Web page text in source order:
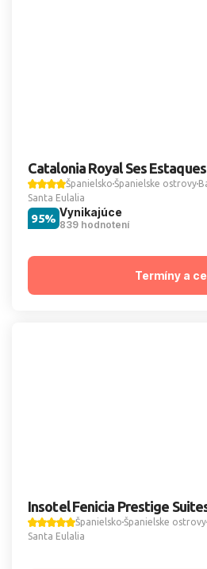
Catalonia Royal Ses
Španielsko Španielske ostrovy
Santa Eulalia
Vynikajúce
839 hodnotení
95%
Termíny a
Insotel Fenicia Prestige
Španielsko Španielske ostrovy
Santa Eulalia